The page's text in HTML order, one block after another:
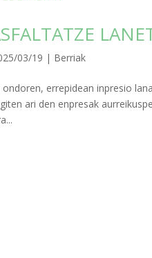
03/19 | Berriak
errepidean inpresio
ari den enpresak